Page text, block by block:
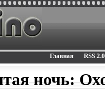
Главная RSS 2.0
ночь: